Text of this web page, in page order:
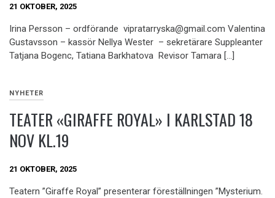
21 OKTOBER, 2025
Irina Persson – ordförande vipratarryska@gmail.com Valentina
Gustavsson – kassör Nellya Wester – sekretärare Suppleanter
Tatjana Bogenc, Tatiana Barkhatova Revisor Tamara […]
NYHETER
TEATER «GIRAFFE ROYAL» I KARLSTAD 18
NOV KL.19
21 OKTOBER, 2025
Teatern ”Giraffe Royal” presenterar föreställningen ”Mysterium.